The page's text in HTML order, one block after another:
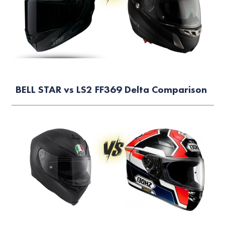
BELL STAR vs LS2 FF369 Delta Comparison